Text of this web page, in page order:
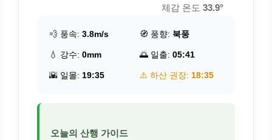
체감 온도 33.9°
💨 풍속: 3.8m/s 🧭 풍향: 북풍
💧 강수: 0mm 🌅 일출: 05:41
🌇 일몰: 19:35 ⚠️ 하산 권장: 18:35
오늘의 산행 가이드